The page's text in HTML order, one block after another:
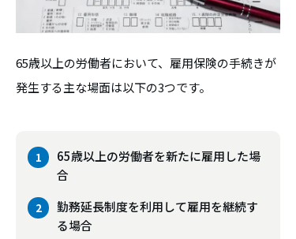
65歳以上の労働者において、雇用保険の手続きが
発生する主な場面は以下の3つです。
65歳以上の労働者を新たに雇用した場
合
勤務延長制度を利用して雇用を継続す
る場合